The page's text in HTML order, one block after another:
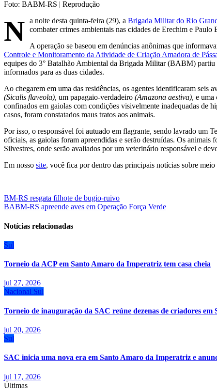
Foto: BABM-RS | Reprodução
N a noite desta quinta-feira (29), a Brigada Militar do Rio
combater crimes ambientais nas cidades de Erechim e Paulo
A operação se baseou em denúncias anônimas que
Controle e Monitoramento da Atividade de Criação Amadora de
equipes do 3° Batalhão Ambiental da Brigada Militar (BABM) partiu
informados para as duas cidades.
Ao chegarem em uma das residências, os agentes identificaram seis
(Sicalis flaveola), um papagaio-verdadeiro (Amazona aestiva), e
confinados em gaiolas com condições visivelmente inadequadas de
casos, foram constatados maus tratos aos animais.
Por isso, o responsável foi autuado em flagrante, sendo lavrado um
oficiais, as gaiolas foram apreendidas e serão destruídas. Os
Silvestres, onde serão avaliados por um veterinário responsável e
Em nosso site, você fica por dentro das principais notícias sobre
Navegação
de
Post
BM-RS resgata filhote de bugio-ruivo
BABM-RS apreende aves em Operação Força Verde
Notícias relacionadas
Sul
Torneio da ACP em Santo Amaro da Imperatriz tem casa cheia
jul 27, 2026
Nacional Sul
Torneio de inauguração da SAC reúne dezenas de criadores
jul 20, 2026
Sul
SAC inicia uma nova era em Santo Amaro da Imperatriz e
jul 17, 2026
Últimas